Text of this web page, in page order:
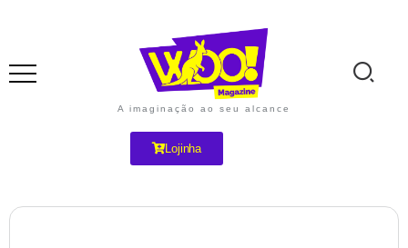
A imaginação ao seu alcance
Lojinha